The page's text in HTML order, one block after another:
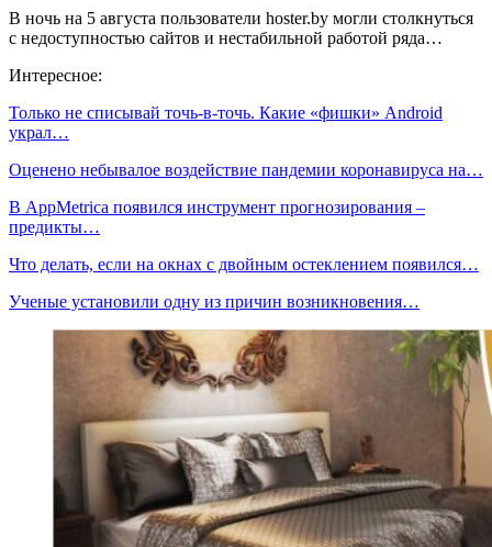
В ночь на 5 августа пользователи hoster.by могли столкнуться
с недоступностью сайтов и нестабильной работой ряда…
Интересное:
Только не списывай точь-в-точь. Какие «фишки» Android
украл…
Оценено небывалое воздействие пандемии коронавируса на…
В AppMetrica появился инструмент прогнозирования –
предикты…
Что делать, если на окнах с двойным остеклением появился…
Ученые установили одну из причин возникновения…